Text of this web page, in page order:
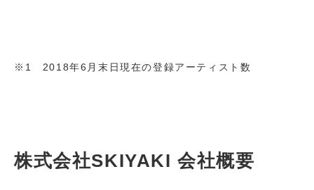
※1 2018年6月末日現在の登録アーティスト数
株式会社SKIYAKI 会社概要